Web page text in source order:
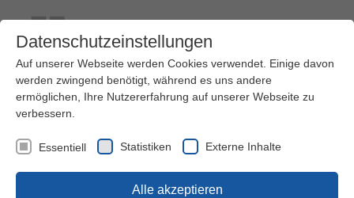
Kontakt Ihre Meinung ist uns wichtig!
Datenschutzeinstellungen
Auf unserer Webseite werden Cookies verwendet. Einige davon
werden zwingend benötigt, während es uns andere
ermöglichen, Ihre Nutzererfahrung auf unserer Webseite zu
verbessern.
Essentiell Statistiken Externe Inhalte
Alle akzeptieren